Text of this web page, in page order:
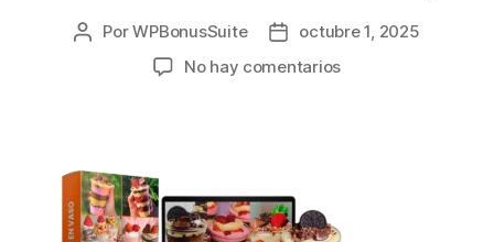
PorWPBonusSuite
octubre 1, 2025
No hay comentarios